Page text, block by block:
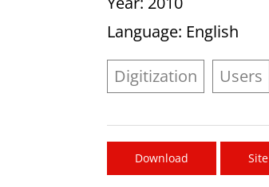
Language: English
Digitization Users
Download Site